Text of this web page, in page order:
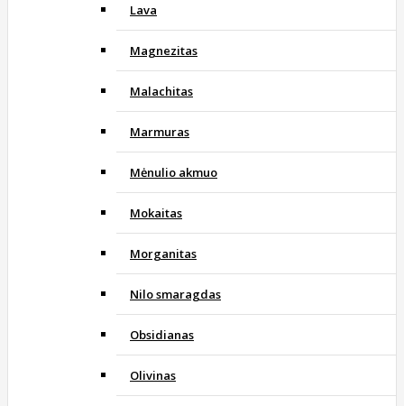
Lava
Magnezitas
Malachitas
Marmuras
Mėnulio akmuo
Mokaitas
Morganitas
Nilo smaragdas
Obsidianas
Olivinas